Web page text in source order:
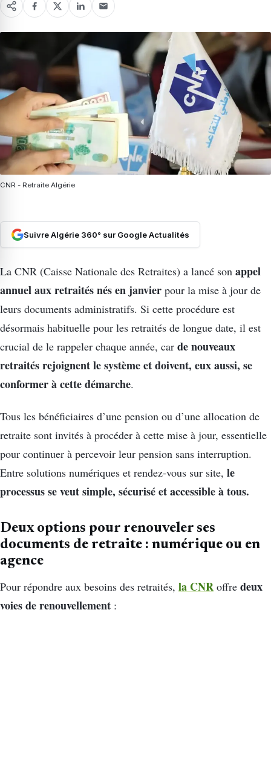
CNR - Retraite Algérie
Suivre Algérie 360° sur Google Actualités
La CNR (Caisse Nationale des Retraites) a lancé son appel
annuel aux retraités nés en janvier pour la mise à jour de
leurs documents administratifs. Si cette procédure est
désormais habituelle pour les retraités de longue date, il est
crucial de le rappeler chaque année, car de nouveaux
retraités rejoignent le système et doivent, eux aussi, se
conformer à cette démarche.
Tous les bénéficiaires d’une pension ou d’une allocation de
retraite sont invités à procéder à cette mise à jour, essentielle
pour continuer à percevoir leur pension sans interruption.
Entre solutions numériques et rendez-vous sur site, le
processus se veut simple, sécurisé et accessible à tous.
Deux options pour renouveler ses
documents de retraite : numérique ou en
agence
Pour répondre aux besoins des retraités, la CNR offre deux
voies de renouvellement :